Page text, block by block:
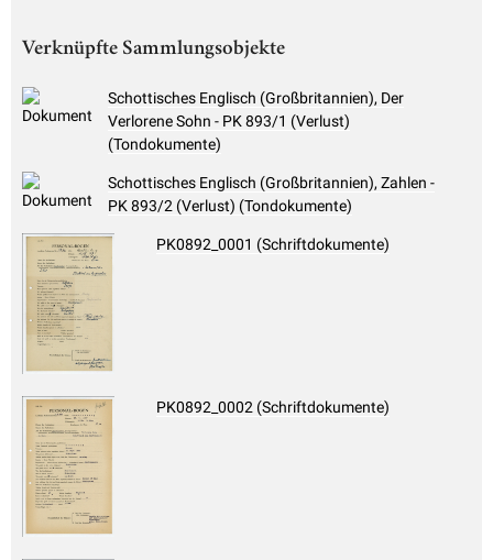
Verknüpfte Sammlungsobjekte
Schottisches Englisch (Großbritannien), Der
Verlorene Sohn - PK 893/1 (Verlust)
(Tondokumente)
Schottisches Englisch (Großbritannien), Zahlen -
PK 893/2 (Verlust) (Tondokumente)
PK0892_0001 (Schriftdokumente)
PK0892_0002 (Schriftdokumente)